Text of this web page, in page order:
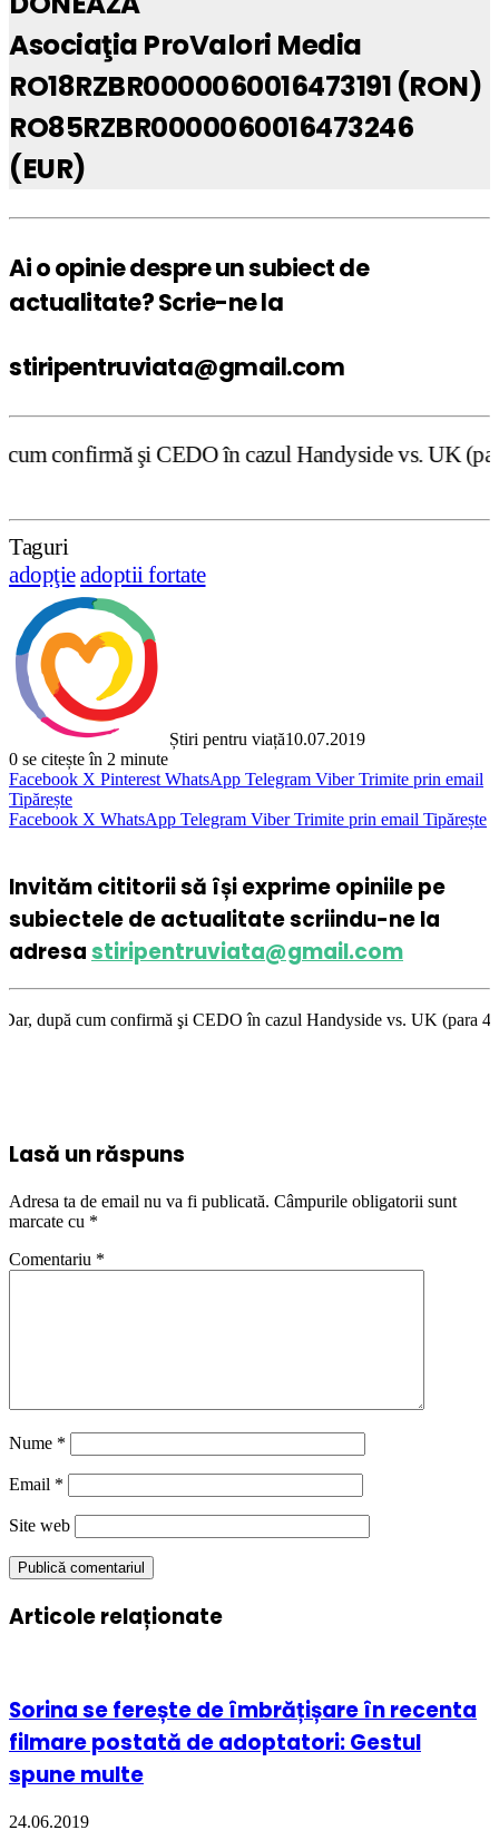
Asociaţia ProValori Media
RO18RZBR0000060016473191 (RON)
RO85RZBR0000060016473246
(EUR)
Ai o opinie despre un subiect de
actualitate? Scrie-ne la
stiripentruviata@gmail.com
în cazul Handyside vs. UK (para 49),
Taguri
adopţieadoptii fortate
Știri pentru viață10.07.2019
0 se citește în 2 minute
Facebook X Pinterest WhatsApp Telegram Viber Trimite prin email
Tipărește
Facebook X WhatsApp Telegram Viber Trimite prin email Tipărește
Invităm cititorii să își exprime opiniile pe
subiectele de actualitate scriindu-ne la
adresastiripentruviata@gmail.com
şi CEDO în cazul Handyside vs. UK (para 49),
Lasă un răspuns
Adresa ta de email nu va fi publicată. Câmpurile obligatorii sunt
marcate cu *
Comentariu *
Nume *
Email *
Site web
Articole relaționate
Sorina se ferește de îmbrățișare în recenta
filmare postată de adoptatori: Gestul
spune multe
24.06.2019